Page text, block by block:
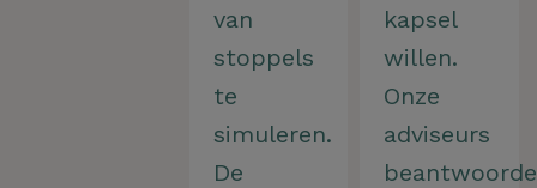
van
stoppels
te
simuleren.
De
kapsel
willen.
Onze
adviseurs